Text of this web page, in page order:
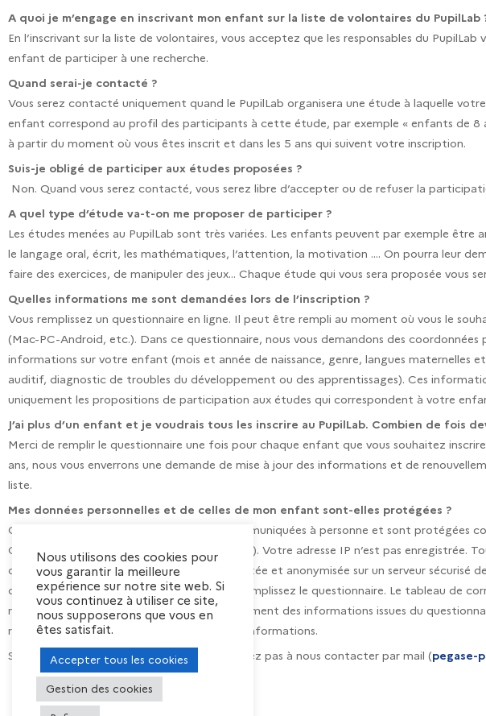
A quoi je m’engage en inscrivant mon enfant sur la liste de volontaires du PupilLab
En l’inscrivant sur la liste de volontaires, vous acceptez que les responsables du
enfant de participer à une recherche.
Quand serai-je contacté ?
Vous serez contacté uniquement quand le PupilLab organisera une étude à laquelle
enfant correspond au profil des participants à cette étude, par exemple « enfants de 8
à partir du moment où vous êtes inscrit et dans les 5 ans qui suivent votre inscription.
Suis-je obligé de participer aux études proposées ?
Non. Quand vous serez contacté, vous serez libre d’accepter ou de refuser la
A quel type d’étude va-t-on me proposer de participer ?
Les études menées au PupilLab sont très variées. Les enfants peuvent par exemple
le langage oral, écrit, les mathématiques, l’attention, la motivation …. On pourra leur
faire des exercices, de manipuler des jeux… Chaque étude qui vous sera proposée vous
Quelles informations me sont demandées lors de l’inscription ?
Vous remplissez un questionnaire en ligne. Il peut être rempli au moment où vous le
(Mac-PC-Android, etc.). Dans ce questionnaire, nous vous demandons des
informations sur votre enfant (mois et année de naissance, genre, langues maternelles
auditif, diagnostic de troubles du développement ou des apprentissages). Ces
uniquement les propositions de participation aux études qui correspondent à votre
J’ai plus d’un enfant et je voudrais tous les inscrire au PupilLab. Combien de fois
Merci de remplir le questionnaire une fois pour chaque enfant que vous souhaitez
ans, nous vous enverrons une demande de mise à jour des informations et de
liste.
Mes données personnelles et de celles de mon enfant sont-elles protégées ?
Oui. Vos données personnelles ne seront communiquées à personne et sont protégées
Gestion et la Protection des Données (RGPD). Votre adresse IP n’est pas enregistrée.
questionnaire sont conservées de façon cryptée et anonymisée sur un serveur sécurisé
d’anonymat vous est attribué lorsque vous remplissez le questionnaire. Le tableau de
numéro d’anonymat est stocké, indépendamment des informations issues du
responsable du PupilLab peut accéder à ces informations.
Si vous souhaitez plus d’informations, n’hésitez pas à nous contacter par mail (pegase-
Nous utilisons des cookies pour
vous garantir la meilleure
expérience sur notre site web. Si
vous continuez à utiliser ce site,
nous supposerons que vous en
êtes satisfait.
Accepter tous les cookies
Gestion des cookies